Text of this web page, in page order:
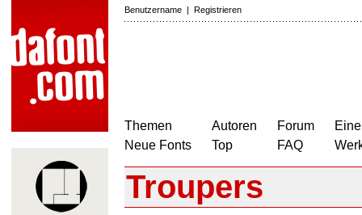
Benutzername | Registrieren
Themen
Neue Fonts
Autoren
Top
Forum
FAQ
Troupers